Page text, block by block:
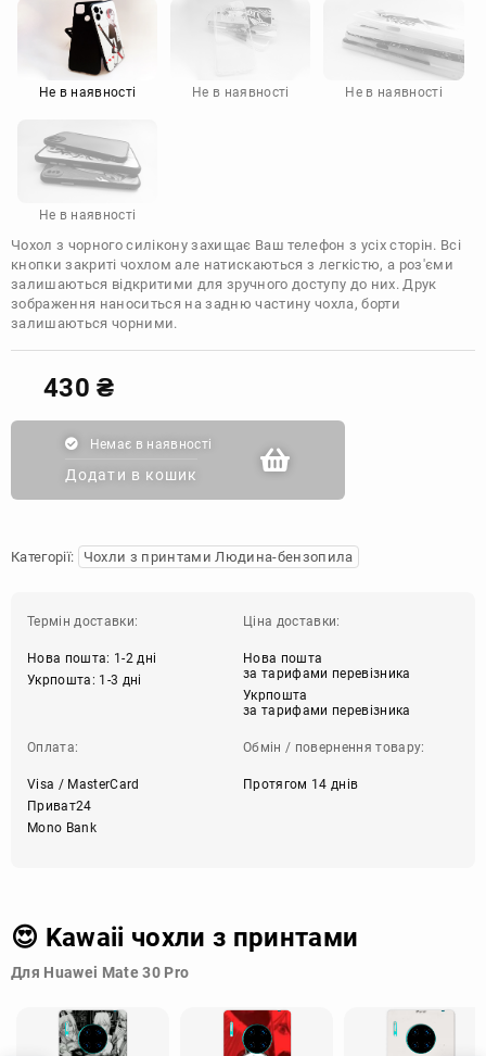
Motorola
Не в наявності Не в наявності Не в наявності
Не в наявності
Чохол з чорного силікону захищає Ваш телефон з усіх сторін. Всі
кнопки закриті чохлом але натискаються з легкістю, а роз'єми
залишаються відкритими для зручного доступу до них. Друк
зображення наноситься на задню частину чохла, борти
залишаються чорними.
430₴
Немає в наявності
Додати в кошик
Категорії: Чохли з принтами Людина-бензопила
Термін доставки:
Нова пошта: 1-2 дні
Укрпошта: 1-3 дні
Ціна доставки:
Нова пошта
за тарифами перевізника
Укрпошта
за тарифами перевізника
Оплата:
Visa / MasterCard
Приват24
Mono Bank
Обмін / повернення товару:
Протягом 14 днів
😍 Kawaii чохли з принтами
Для Huawei Mate 30 Pro